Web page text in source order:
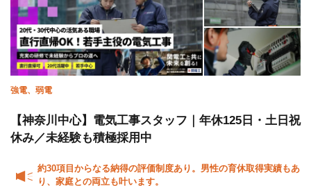
強電、弱電
【神奈川中心】電気工事スタッフ｜年休125日・土日祝
休み／未経験も積極採用中
約30項目からなる納得の評価制度あり。男性の育休取得実績もあ
り、家庭との両立も叶います。